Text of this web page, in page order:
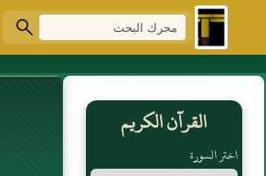
القرآن الكريم
اختر السورة